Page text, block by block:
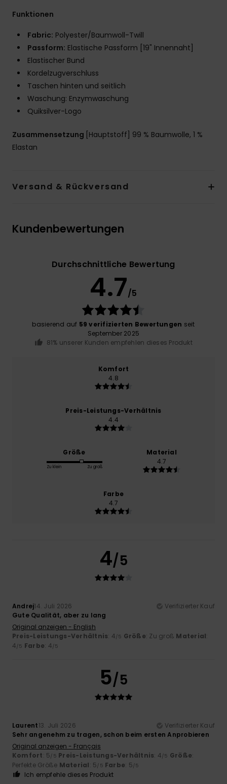
Funktionen
Fabric: Polyester/Baumwoll-Twill
Passform: Elastische Passform [19" Innennaht]
Elastischer Bund
Kordelzugverschluss
Taschen hinten und seitlich
Waschung: Enzymwaschung
Quiksilver-Logo
Zusammensetzung [Hauptstoff] 99 % Baumwolle, 1 %
Elastan
Versand & Rückversand
Kundenbewertungen
Durchschnittliche Bewertung
4.7/5
basierend auf 59 verifizierten Bewertungen seit
September 2025
81% unserer Kunden empfehlen dieses Produkt
Komfort
4.8
Preis-Leistungs-Verhältnis
4.4
Größe
Zu klein Zu groß
Material
4.7
Farbe
4.7
4/5
Andrej14. Juli 2026
Verifizierter Kauf
Gute Qualität, aber zu lang
Original anzeigen - English
Preis-Leistungs-Verhältnis: 4/5 Größe: Zu groß Material:
4/5 Farbe: 4/5
5/5
Laurent13. Juli 2026
Verifizierter Kauf
Sehr angenehm zu tragen, schon beim ersten Anprobieren
Original anzeigen - Français
Komfort: 5/5 Preis-Leistungs-Verhältnis: 4/5 Größe:
Perfekte Größe Material: 5/5 Farbe: 5/5
Ich empfehle dieses Produkt